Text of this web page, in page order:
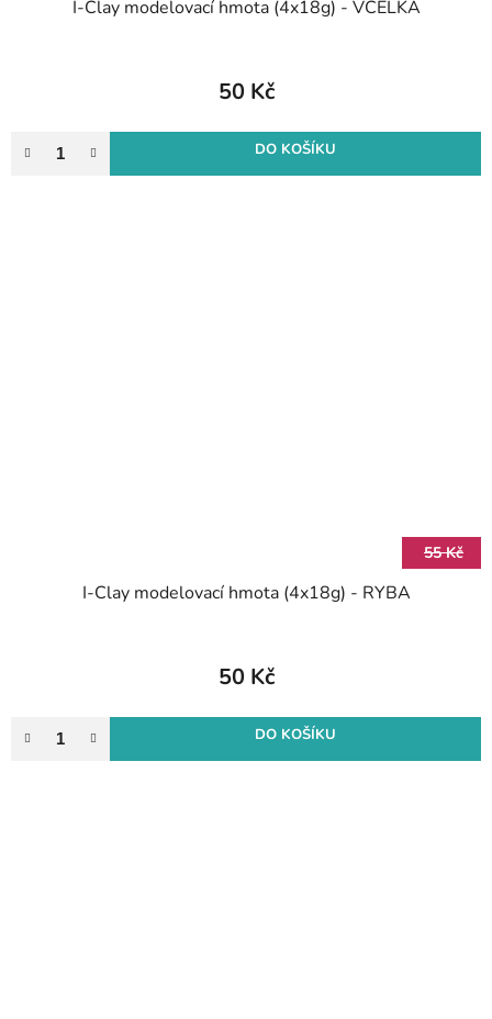
I-Clay modelovací hmota (4x18g) - VČELKA
50 Kč
DO KOŠÍKU
55 Kč
I-Clay modelovací hmota (4x18g) - RYBA
50 Kč
DO KOŠÍKU